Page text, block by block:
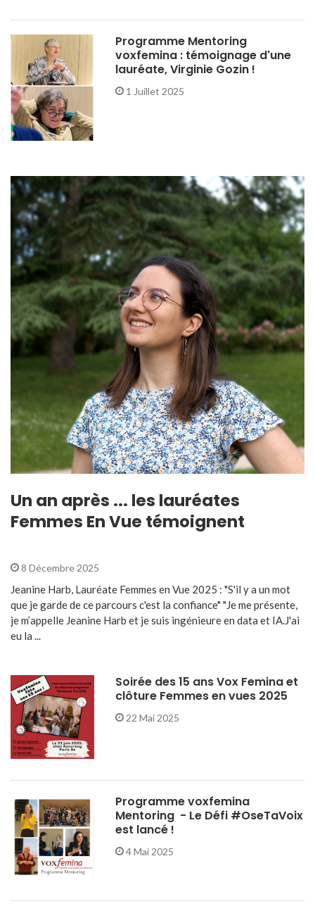
Programme Mentoring
voxfemina : témoignage d'une
lauréate, Virginie Gozin !
1 Juillet 2025
Un an après ... les lauréates
Femmes En Vue témoignent
8 Décembre 2025
Jeanine Harb, Lauréate Femmes en Vue 2025 : "S'il y a un mot
que je garde de ce parcours c'est la confiance" "Je me présente,
je m’appelle Jeanine Harb et je suis ingénieure en data et IA.J'ai
eu la ...
Soirée des 15 ans Vox Femina et
clôture Femmes en vues 2025
22 Mai 2025
Programme voxfemina
Mentoring - Le Défi #OseTaVoix
est lancé !
4 Mai 2025